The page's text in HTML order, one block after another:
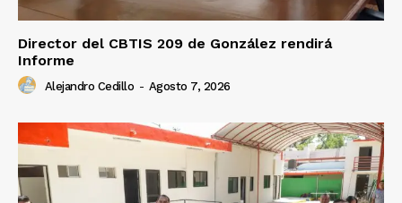
Director del CBTIS 209 de González rendirá
Informe
Alejandro Cedillo - Agosto 7, 2026